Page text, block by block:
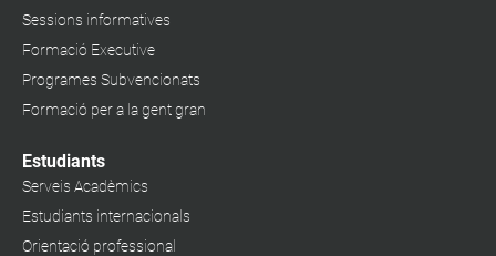
Sessions informatives
Formació Executive
Programes Subvencionats
Formació per a la gent gran
Estudiants
Serveis Acadèmics
Estudiants internacionals
Orientació professional